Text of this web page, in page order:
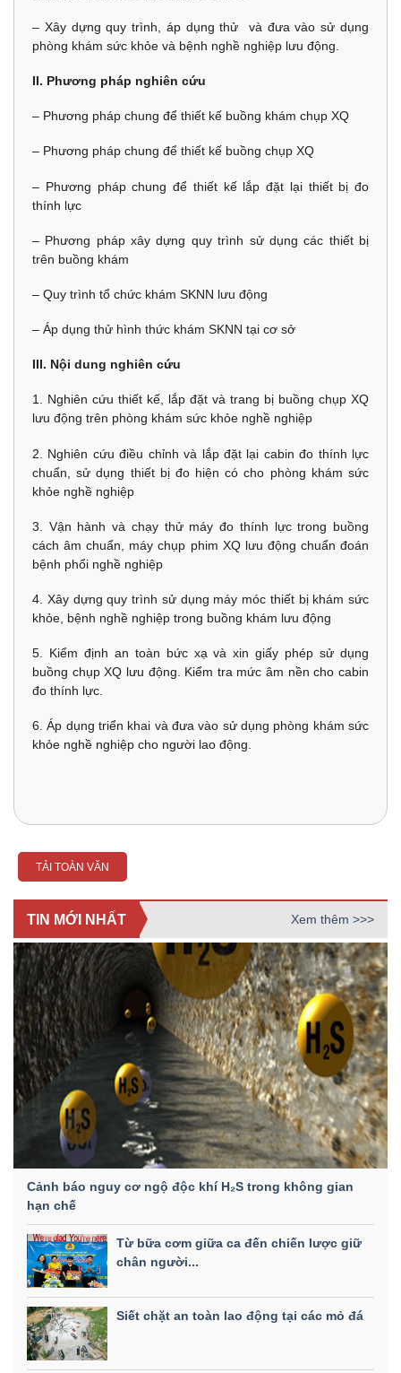
– Xây dựng quy trình, áp dụng thử và đưa vào sử dụng
phòng khám sức khỏe và bệnh nghề nghiệp lưu động.
II. Phương pháp nghiên cứu
– Phương pháp chung để thiết kế buồng khám chụp XQ
– Phương pháp chung để thiết kế buồng chụp XQ
– Phương pháp chung để thiết kế lắp đặt lại thiết bị đo
thính lực
– Phương pháp xây dựng quy trình sử dụng các thiết bị
trên buồng khám
– Quy trình tổ chức khám SKNN lưu động
– Áp dụng thử hình thức khám SKNN tại cơ sở
III. Nội dung nghiên cứu
1. Nghiên cứu thiết kế, lắp đặt và trang bị buồng chụp XQ
lưu động trên phòng khám sức khỏe nghề nghiệp
2. Nghiên cứu điều chỉnh và lắp đặt lại cabin đo thính lực
chuẩn, sử dụng thiết bị đo hiện có cho phòng khám sức
khỏe nghề nghiệp
3. Vận hành và chạy thử máy đo thính lực trong buồng
cách âm chuẩn, máy chụp phim XQ lưu động chuẩn đoán
bệnh phổi nghề nghiệp
4. Xây dựng quy trình sử dụng máy móc thiết bị khám sức
khỏe, bệnh nghề nghiệp trong buồng khám lưu động
5. Kiểm định an toàn bức xạ và xin giấy phép sử dụng
buồng chụp XQ lưu động. Kiểm tra mức âm nền cho cabin
đo thính lực.
6. Áp dụng triển khai và đưa vào sử dụng phòng khám sức
khỏe nghề nghiệp cho người lao động.
TẢI TOÀN VĂN
TIN MỚI NHẤT Xem thêm >>>
Cảnh báo nguy cơ ngộ độc khí H₂S trong không gian
hạn chế
Từ bữa cơm giữa ca đến chiến lược giữ
chân người...
Siết chặt an toàn lao động tại các mỏ đá